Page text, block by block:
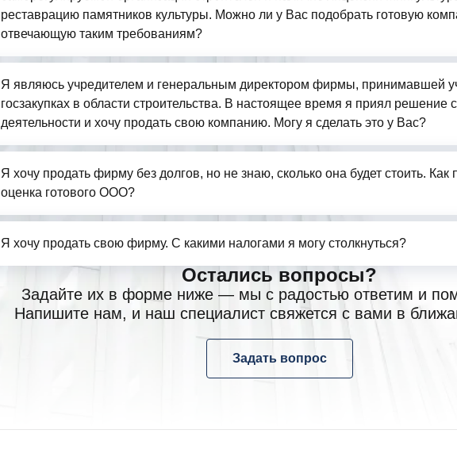
реставрацию памятников культуры. Можно ли у Вас подобрать готовую
отвечающую таким требованиям?
Я являюсь учредителем и генеральным директором фирмы, принимавшей
госзакупках в области строительства. В настоящее время я приял решение
деятельности и хочу продать свою компанию. Могу я сделать это у Вас?
Я хочу продать фирму без долгов, но не знаю, сколько она будет стоить. Как
оценка готового ООО?
Я хочу продать свою фирму. С какими налогами я могу столкнуться?
Остались вопросы?
Задайте их в форме ниже — мы с радостью ответим и
Напишите нам, и наш специалист свяжется с вами в
Задать вопрос